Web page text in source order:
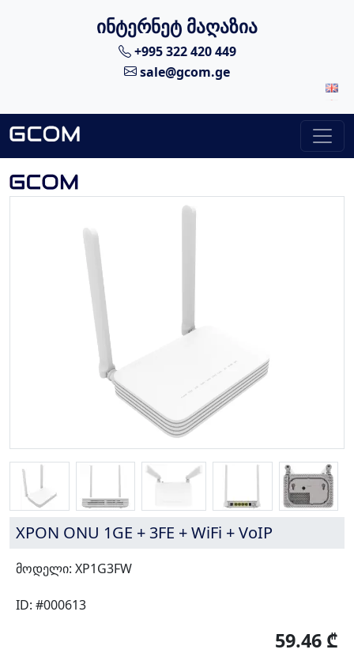
ინტერნეტ მაღაზია
+995 322 420 449
sale@gcom.ge
XPON ONU 1GE + 3FE + WiFi + VoIP
მოდელი: XP1G3FW
ID: #000613
59.46 ₾